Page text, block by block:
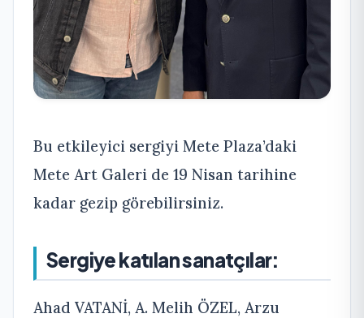
Bu etkileyici sergiyi Mete Plaza’daki
Mete Art Galeri de 19 Nisan tarihine
kadar gezip görebilirsiniz.
Sergiye katılan sanatçılar:
Ahad VATANİ, A. Melih ÖZEL, Arzu